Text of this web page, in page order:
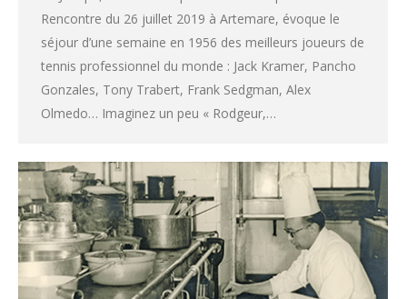
Rencontre du 26 juillet 2019 à Artemare, évoque le
séjour d’une semaine en 1956 des meilleurs joueurs de
tennis professionnel du monde : Jack Kramer, Pancho
Gonzales, Tony Trabert, Frank Sedgman, Alex
Olmedo… Imaginez un peu « Rodgeur,…